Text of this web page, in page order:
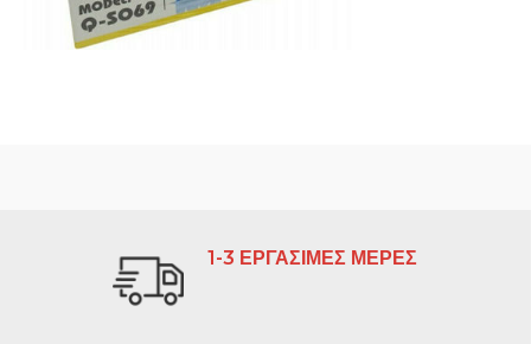
1-3 ΕΡΓΑΣΙΜΕΣ ΜΕΡΕΣ